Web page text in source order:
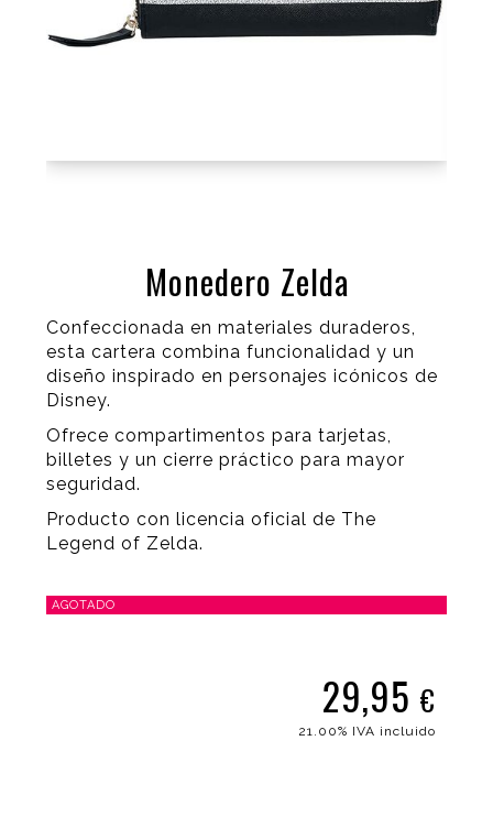
Monedero Zelda
Confeccionada en materiales duraderos,
esta cartera combina funcionalidad y un
diseño inspirado en personajes icónicos de
Disney.
Ofrece compartimentos para tarjetas,
billetes y un cierre práctico para mayor
seguridad.
Producto con licencia oficial de The
Legend of Zelda.
AGOTADO
29,95 €
21.00% IVA incluido